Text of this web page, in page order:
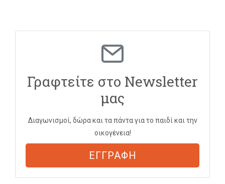
Γραφτείτε στο Newsletter
μας
Διαγωνισμοί, δώρα και τα πάντα για το παιδί και την
οικογένεια!
ΕΓΓΡΑΦΗ